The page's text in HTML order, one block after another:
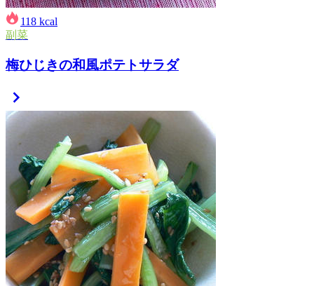
118 kcal
副菜
梅ひじきの和風ポテトサラダ